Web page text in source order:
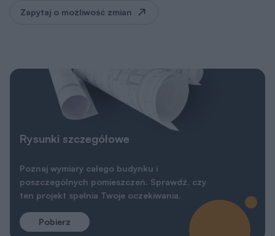
Zapytaj o możliwość zmian
Rysunki szczegółowe
Poznaj wymiary całego budynku i
poszczególnych pomieszczeń. Sprawdź, czy
ten projekt spełnia Twoje oczekiwania.
Pobierz